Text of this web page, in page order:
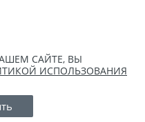
САЙТЕ, ВЫ
ИСПОЛЬЗОВАНИЯ